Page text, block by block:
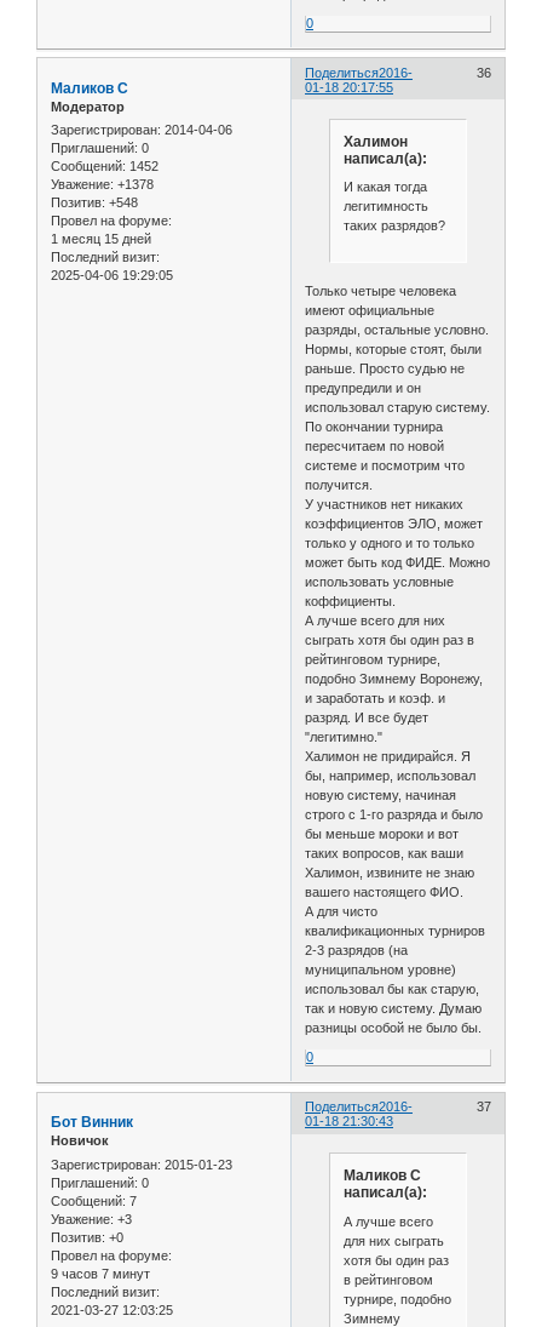
0
Поделиться 36
2016-
01-18 20:17:55
Маликов С
Модератор
Зарегистрирован: 2014-04-06
Приглашений: 0
Сообщений: 1452
Уважение: +1378
Позитив: +548
Провел на форуме:
1 месяц 15 дней
Последний визит:
2025-04-06 19:29:05
Халимон
написал(а):
И какая тогда
легитимность
таких разрядов?
Только четыре человека
имеют официальные
разряды, остальные условно.
Нормы, которые стоят, были
раньше. Просто судью не
предупредили и он
использовал старую систему.
По окончании турнира
пересчитаем по новой
системе и посмотрим что
получится.
У участников нет никаких
коэффициентов ЭЛО, может
только у одного и то только
может быть код ФИДЕ. Можно
использовать условные
коффициенты.
А лучше всего для них
сыграть хотя бы один раз в
рейтинговом турнире,
подобно Зимнему Воронежу,
и заработать и коэф. и
разряд. И все будет
"легитимно."
Халимон не придирайся. Я
бы, например, использовал
новую систему, начиная
строго с 1-го разряда и было
бы меньше мороки и вот
таких вопросов, как ваши
Халимон, извините не знаю
вашего настоящего ФИО.
А для чисто
квалификационных турниров
2-3 разрядов (на
муниципальном уровне)
использовал бы как старую,
так и новую систему. Думаю
разницы особой не было бы.
0
Поделиться 37
2016-
01-18 21:30:43
Бот Винник
Новичок
Зарегистрирован: 2015-01-23
Приглашений: 0
Сообщений: 7
Уважение: +3
Позитив: +0
Провел на форуме:
9 часов 7 минут
Последний визит:
2021-03-27 12:03:25
Маликов С
написал(а):
А лучше всего
для них сыграть
хотя бы один раз
в рейтинговом
турнире, подобно
Зимнему